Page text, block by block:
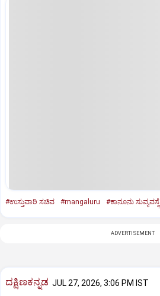
#ಉಸ್ತುವಾರಿ ಸಚಿವ #mangaluru #ಕಾನೂನು ಸುವ್ಯವಸ್ಥೆ
ADVERTISEMENT
ದಕ್ಷಿಣಕನ್ನಡ JUL 27, 2026, 3:06 PM IST